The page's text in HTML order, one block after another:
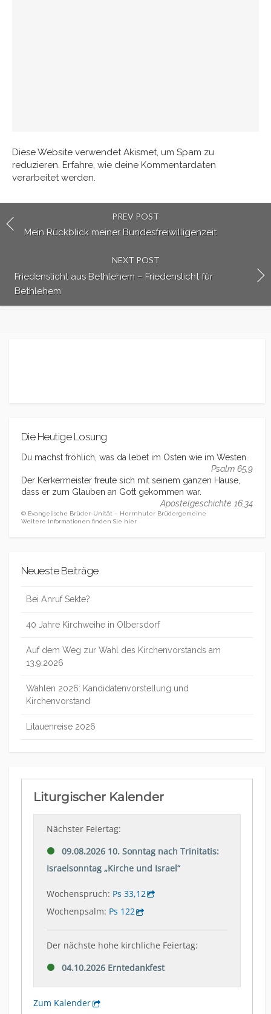
Diese Website verwendet Akismet, um Spam zu
reduzieren. Erfahre, wie deine Kommentardaten
verarbeitet werden.
PREV POST
Mein Rückblick meiner Bundesfreiwilligenzeit
NEXT POST
Friedenslicht aus Bethlehem – Friedenslicht für
Bethlehem
Die Heutige Losung
Du machst fröhlich, was da lebet im Osten wie im Westen.
Psalm 65,9
Der Kerkermeister freute sich mit seinem ganzen Hause,
dass er zum Glauben an Gott gekommen war.
Apostelgeschichte 16,34
© Evangelische Brüder-Unität – Herrnhuter Brüdergemeine
Weitere Informationen finden Sie hier
Neueste Beiträge
Bei Anruf Sekte?
40 Jahre Kirchweihe in Olbersdorf
Auf dem Weg zur Wahl des Kirchenvorstands am
13.9.2026
Wahlen 2026: Kandidatenvorstellung und
Kirchenvorstand
Litauenreise 2026